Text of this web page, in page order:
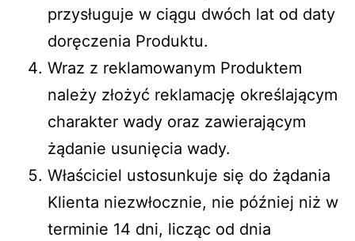
przysługuje w ciągu dwóch lat od daty
doręczenia Produktu.
Wraz z reklamowanym Produktem
należy złożyć reklamację określającym
charakter wady oraz zawierającym
żądanie usunięcia wady.
Właściciel ustosunkuje się do żądania
Klienta niezwłocznie, nie później niż w
terminie 14 dni, licząc od dnia